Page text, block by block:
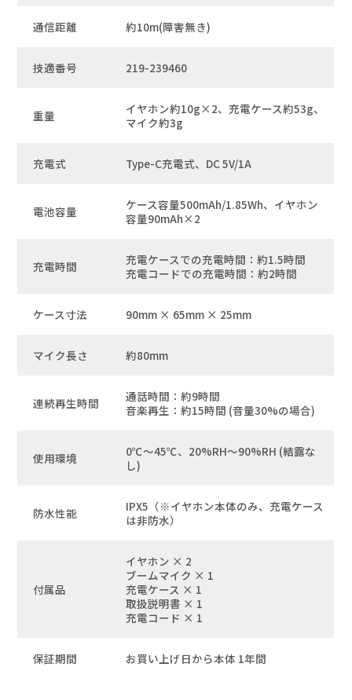
通信距離 約10m(障害無き)
技適番号 219-239460
重量
イヤホン約10g×2、充電ケース約53g、
マイク約3g
充電式 Type-C充電式、DC 5V/1A
電池容量
ケース容量500mAh/1.85Wh、イヤホン
容量90mAh×2
充電時間
充電ケースでの充電時間：約1.5時間
充電コードでの充電時間：約2時間
ケース寸法 90mm × 65mm × 25mm
マイク長さ 約80mm
連続再生時間
通話時間：約9時間
音楽再生：約15時間 (音量30%の場合)
使用環境
0℃〜45℃、20%RH〜90%RH (結露な
し)
防水性能
IPX5（※イヤホン本体のみ、充電ケース
は非防水）
付属品
イヤホン × 2
ブームマイク × 1
充電ケース × 1
取扱説明書 × 1
充電コード × 1
保証期間 お買い上げ日から本体 1年間